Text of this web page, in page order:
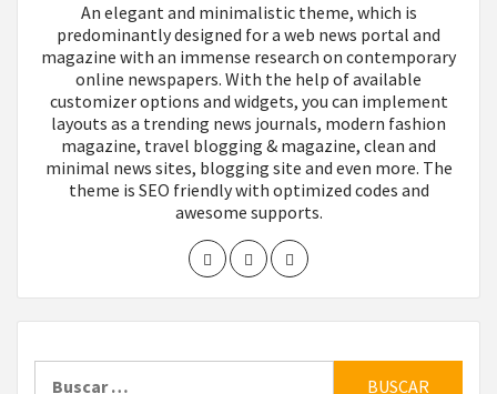
An elegant and minimalistic theme, which is
predominantly designed for a web news portal and
magazine with an immense research on contemporary
online newspapers. With the help of available
customizer options and widgets, you can implement
layouts as a trending news journals, modern fashion
magazine, travel blogging & magazine, clean and
minimal news sites, blogging site and even more. The
theme is SEO friendly with optimized codes and
awesome supports.